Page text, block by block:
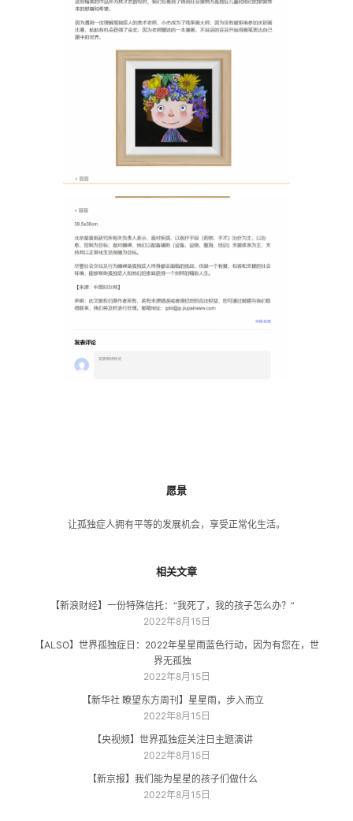
愿景
让孤独症人拥有平等的发展机会，享受正常化生活。
相关文章
【新浪财经】一份特殊信托：“我死了，我的孩子怎么办？”
2022年8月15日
【ALSO】世界孤独症日：2022年星星雨蓝色行动，因为有您在，世
界无孤独
2022年8月15日
【新华社 瞭望东方周刊】星星雨，步入而立
2022年8月15日
【央视频】世界孤独症关注日主题演讲
2022年8月15日
【新京报】我们能为星星的孩子们做什么
2022年8月15日